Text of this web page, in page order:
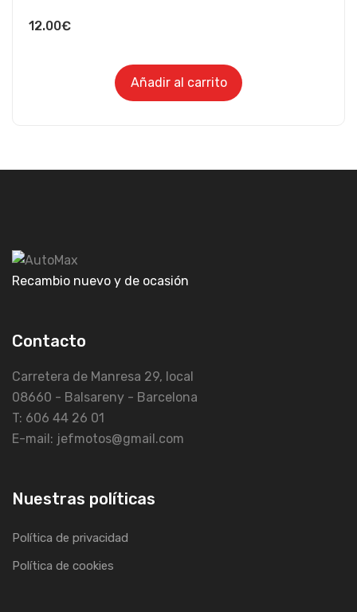
12.00€
Añadir al carrito
Recambio nuevo y de ocasión
Contacto
Carretera de Manresa 29, local
08660 - Balsareny - Barcelona
T: 606 44 26 01
E-mail: jefmotos@gmail.com
Nuestras políticas
Política de privacidad
Política de cookies